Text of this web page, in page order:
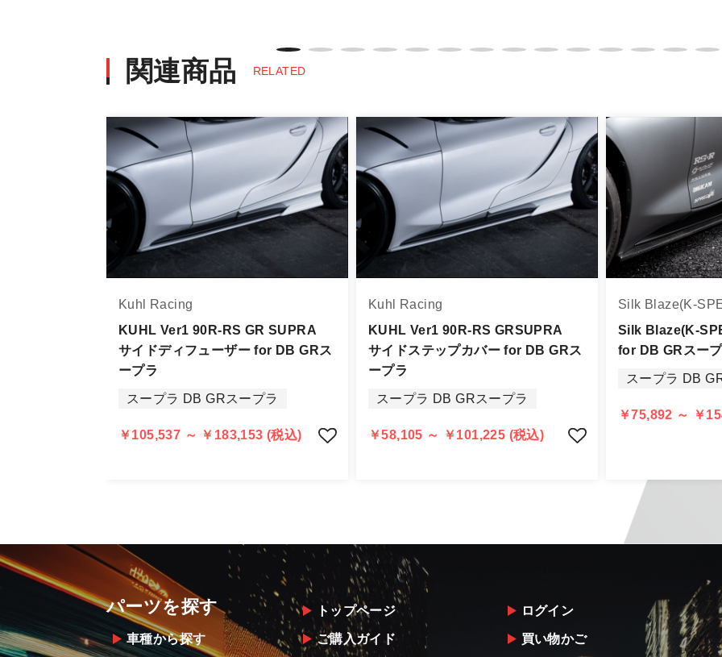
・決済後の正式注文後のキャンセルや変更は不可となりますので、商品やカラー等、お間違い無い
商品名や説明等でご確認ください。
・エアロパーツ・マフラー等の大型商品は、個人宅への直送・営業所止めができないことがあるこ
また、小さな商品でも、メーカーによっては個人宅直送・営業所止めが不可の場合がございます。
・発送先に、塗装・取付店等の業者様をご指定することをお奨め致します。
・メーカーによっては、配送先が自動車関連業者でなければ、配送出来ないことがあることは予め
お届け商品について
商品到着後は速やかに開封のうえ、中身をご確認下さい。
万一、商品に不具合があった場合は商品出荷後5日以内にご連絡をお願いします。
なお、塗装・加工・装着後の交換や返品は、理由を問わず一切お受けできません。
商品の不具合や状況は写真等をお願いする場合もございますので、ご協力をお願いします。
明らかに当社またはメーカーに瑕疵が認められる場合（商品誤発送・初期不良・運送破損等）につ
当社よりメーカー・運送会社へ状況報告・確認の上、同等品・代替品への交換対応の手配をさせて
尚、やむを得ず同等品・代替品をご用意出来ない場合はご返金とさせて頂きます。
関連商品 RELATED
Kuhl Racing
KUHL Ver1 90R-RS GR SUPRA
サイドディフューザー for DB GRス
ープラ
スープラ DB GRスープラ
￥105,537 ～ ￥183,153 (税込)
Kuhl Racing
KUHL Ver1 90R-RS GRSUPRA
サイドステップカバー for DB GRス
ープラ
スープラ DB GRスープラ
￥58,105 ～ ￥101,225 (税込)
Silk Blaze(K-
Silk Blaze(K-
for DB GRスー
スープラ DB
￥75,892 ～ ￥
パーツを探す
車種から探す
トップページ
ご購入ガイド
ログイン
買い物かご